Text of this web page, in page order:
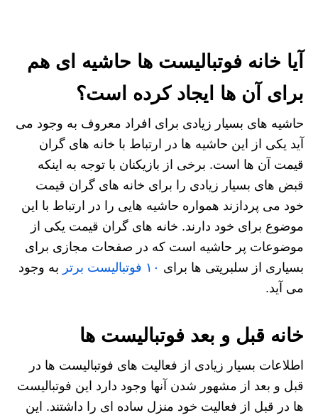
آیا خانه فوتبالیست ها حاشیه ای هم
برای آن ها ایجاد کرده است؟
حاشیه های بسیار زیادی برای افراد معروف به وجود می‌
آید یکی از این حاشیه ها در ارتباط با خانه های گران
قیمت آن ها است. برخی از بازیکنان با توجه به اینکه
قبض های بسیار زیادی را برای خانه های گران قیمت
خود می پردازند همواره حاشیه هایی را در ارتباط با این
موضوع برای خود دارند. خانه های گران قیمت یکی از
موضوعات پر حاشیه است که در صفحات مجازی برای
بسیاری از سلبریتی ها برای ۱۰ فوتبالیست برتر
به وجود
می آید.
خانه قبل و بعد فوتبالیست ها
اطلاعات بسیار زیادی از فعالیت های فوتبالیست ها در
قبل و بعد از مشهور شدن آنها وجود دارد این فوتبالیست
ها در قبل از فعالیت خود منزل ساده ای را داشتند. این